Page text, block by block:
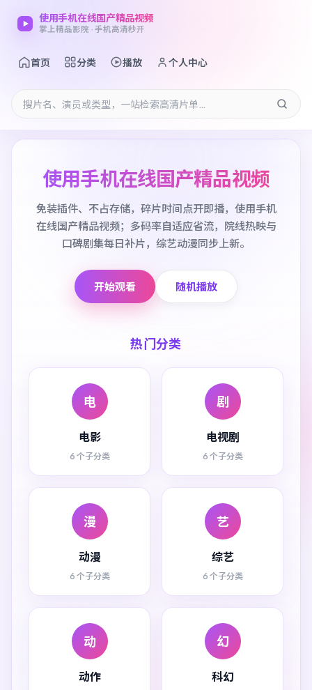
使用手机在线国产精品视频
掌上精品影院 · 手机高清秒开
首页 分类 播放 个人中心
使用手机在线国产精品视频
免装插件、不占存储，碎片时间点开即播，使用手机
在线国产精品视频；多码率自适应省流，院线热映与
口碑剧集每日补片，综艺动漫同步上新。
开始观看 随机播放
热门分类
电
电影
6 个子分类
剧
电视剧
6 个子分类
漫
动漫
6 个子分类
艺
综艺
6 个子分类
动
动作
幻
科幻